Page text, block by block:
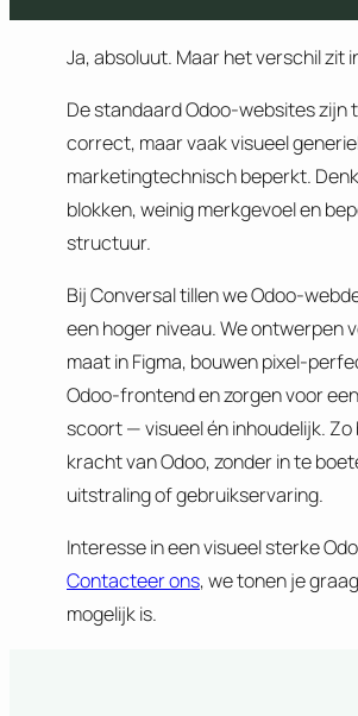
Ja, absoluut. Maar het verschil zit
De standaard Odoo-websites zijn
correct, maar vaak visueel
marketingtechnisch beperkt.
blokken, weinig merkgevoel en
structuur.
Bij Conversal tillen we Odoo-
een hoger niveau. We ontwerpen
maat in Figma, bouwen pixel-
Odoo-frontend en zorgen voor
scoort — visueel én inhoudelijk. Zo
kracht van Odoo, zonder in te
uitstraling of gebruikservaring.
Interesse in een visueel sterke
Contacteer ons, we tonen je
mogelijk is.